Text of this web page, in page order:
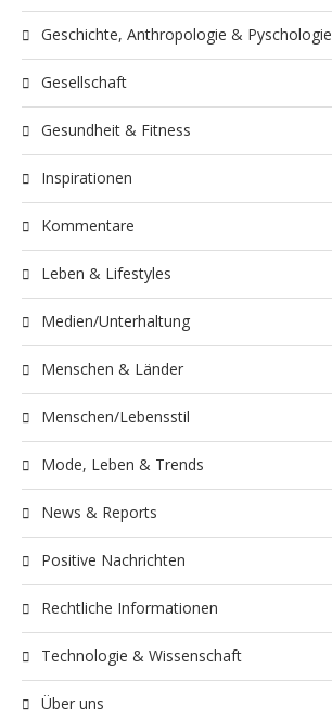
Geschichte, Anthropologie & Pyschologie
Gesellschaft
Gesundheit & Fitness
Inspirationen
Kommentare
Leben & Lifestyles
Medien/Unterhaltung
Menschen & Länder
Menschen/Lebensstil
Mode, Leben & Trends
News & Reports
Positive Nachrichten
Rechtliche Informationen
Technologie & Wissenschaft
Über uns